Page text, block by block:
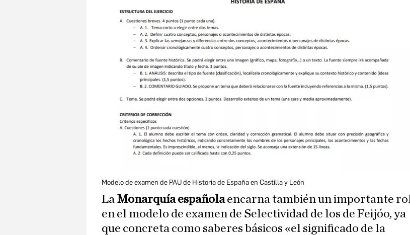
Modelo de examen de PAU de Historia de España en Castilla y León
La Monarquía españolaencarna también un importante rol
en el modelo de examen de Selectividad de los de Feijóo, ya
que concreta como saberes básicos «el significado de la